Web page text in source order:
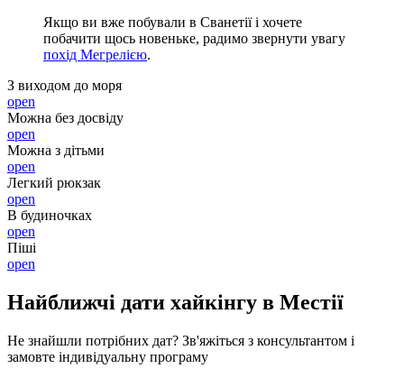
Якщо ви вже побували в Сванетії і хочете
побачити щось новеньке, радимо звернути увагу
похід Мегрелією.
З виходом до моря
open
Можна без досвіду
open
Можна з дітьми
open
Легкий рюкзак
open
В будиночках
open
Піші
open
Найближчі дати хайкінгу в Местії
Не знайшли потрібних дат? Зв'яжіться з консультантом і
замовте індивідуальну програму